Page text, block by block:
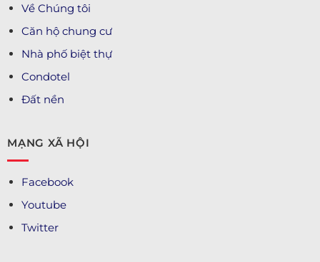
Về Chúng tôi
Căn hộ chung cư
Nhà phố biệt thự
Condotel
Đất nền
MẠNG XÃ HỘI
Facebook
Youtube
Twitter